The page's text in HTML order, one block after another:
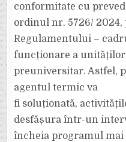
conformitate cu
ordinul nr. 5726/
Regulamentului –
funcționare a
preuniversitar. Astfel,
agentul termic va
fi soluționată,
desfășura într-un
încheia programul mai